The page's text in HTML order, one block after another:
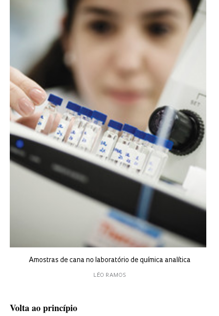
Amostras de cana no laboratório de química analítica
LÉO RAMOS
Volta ao princípio